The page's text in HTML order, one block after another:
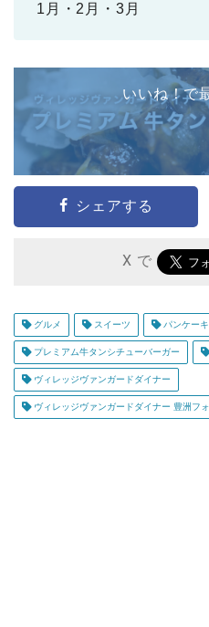
1月・2月・3月
いいね！で
シェアする
X で
グルメ スイーツ パンケーキ
プレミアム牛タンシチューバーガー
ヴィレッジヴァンガードダイナー
ヴィレッジヴァンガードダイナー 豊洲フ